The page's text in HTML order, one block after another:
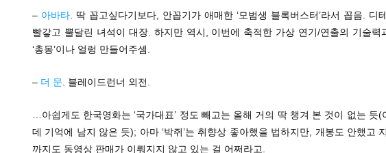
– 아바타. 딱 꼽고싶다기보다, 안꼽기가 애매한 ‘모범생 블록버스터’라서 꼽음. 디
빨갛고 뿔달린 녀석이 대장. 하지만 역시, 이번에 축적한 가상 연기/연출의 기술력
‘총몽’이나 얼렁 만들어주셈.
– 더 문 . 블레이드런너 외전.
…아쉽게도 한국영화는 ‘국가대표’ 정도 빼고는 올해 거의 딱 챙겨 본 것이 없는 듯(
데 기억에 남지 않은 듯); 아마 ‘박쥐’는 취향상 좋아했을 법하지만, 개봉도 안했고
까지도 동영상 판매가 이뤄지지 않고 있는 걸 어쩌라고.